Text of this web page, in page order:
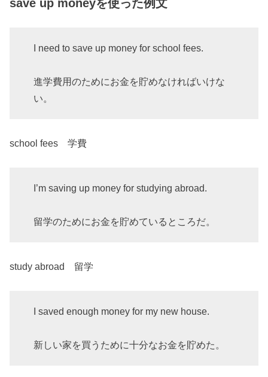
save up moneyを使った例文
I need to save up money for school fees.
進学費用のためにお金を貯めなければいけな
い。
school fees 学費
I’m saving up money for studying abroad.
留学のためにお金を貯めているところだ。
study abroad 留学
I saved enough money for my new house.
新しい家を買うために十分なお金を貯めた。